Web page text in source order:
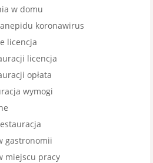
w domu
koronawirus
licencja
licencja
opłata
wymogi
gastronomii
miejscu pracy